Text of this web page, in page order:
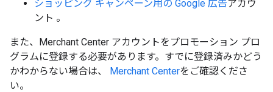
ショッピング キャンペーン用の Google 広告アカウ
ント 。
また、Merchant Center アカウントをプロモーション プロ
グラムに登録する必要があります。すでに登録済みかどう
かわからない場合は、 Merchant Centerをご確認くださ
い。